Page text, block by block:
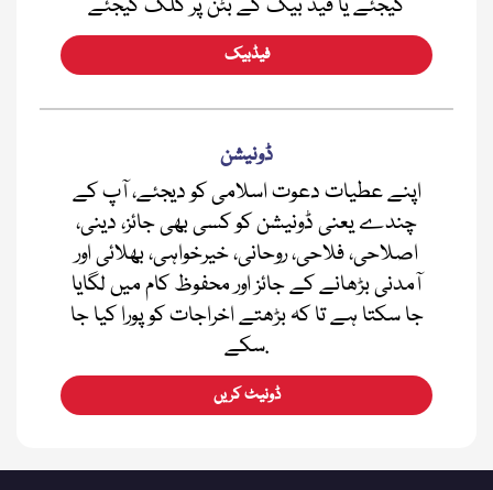
کیجئے یا فیڈ بیک کے بٹن پر کلک کیجئے
فیڈبیک
ڈونیشن
اپنے عطیات دعوت اسلامی کو دیجئے، آپ کے
چندے یعنی ڈونیشن کو کسی بھی جائز، دینی،
اصلاحی، فلاحی، روحانی، خیرخواہی، بھلائی اور
آمدنی بڑھانے کے جائز اور محفوظ کام میں لگایا
جا سکتا ہے تا کہ بڑھتے اخراجات کو پورا کیا جا
سکے.
ڈونیٹ کریں